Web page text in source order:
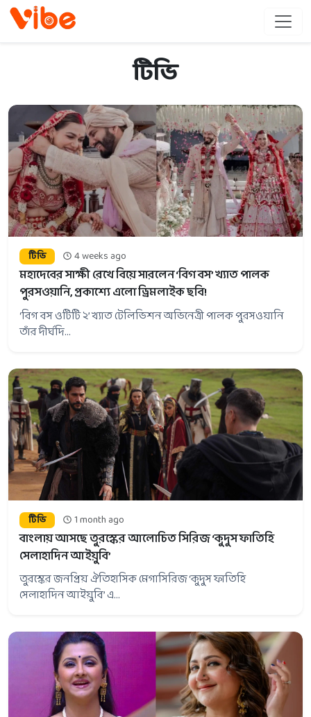
টিভি
টিভি 4 weeks ago
মহাদেবের সাক্ষী রেখে বিয়ে সারলেন ‘বিগ বস’ খ্যাত পালক
পুরসওয়ানি, প্রকাশ্যে এলো ড্রিমলাইক ছবি!
‘বিগ বস ওটিটি ২’ খ্যাত টেলিভিশন অভিনেত্রী পালক পুরসওয়ানি
তাঁর দীর্ঘদি...
টিভি 1 month ago
বাংলায় আসছে তুরস্কের আলোচিত সিরিজ ‘কুদুস ফাতিহি
সেলাহাদিন আইয়ুবি’
তুরস্কের জনপ্রিয় ঐতিহাসিক মেগাসিরিজ ‘কুদুস ফাতিহি
সেলাহাদিন আইয়ুবি’ এ...